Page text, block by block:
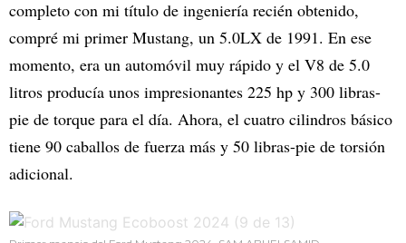
completo con mi título de ingeniería recién obtenido,
compré mi primer Mustang, un 5.0LX de 1991. En ese
momento, era un automóvil muy rápido y el V8 de 5.0
litros producía unos impresionantes 225 hp y 300 libras-
pie de torque para el día. Ahora, el cuatro cilindros básico
tiene 90 caballos de fuerza más y 50 libras-pie de torsión
adicional.